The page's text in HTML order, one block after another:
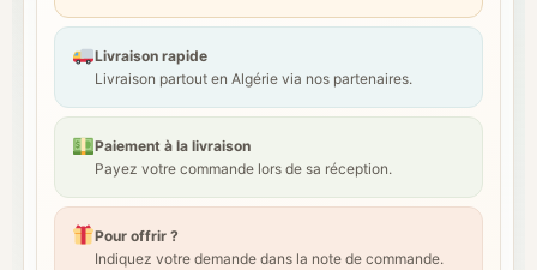
Livraison rapide
Livraison partout en Algérie via nos partenaires.
Paiement à la livraison
Payez votre commande lors de sa réception.
Pour offrir ?
Indiquez votre demande dans la note de commande.